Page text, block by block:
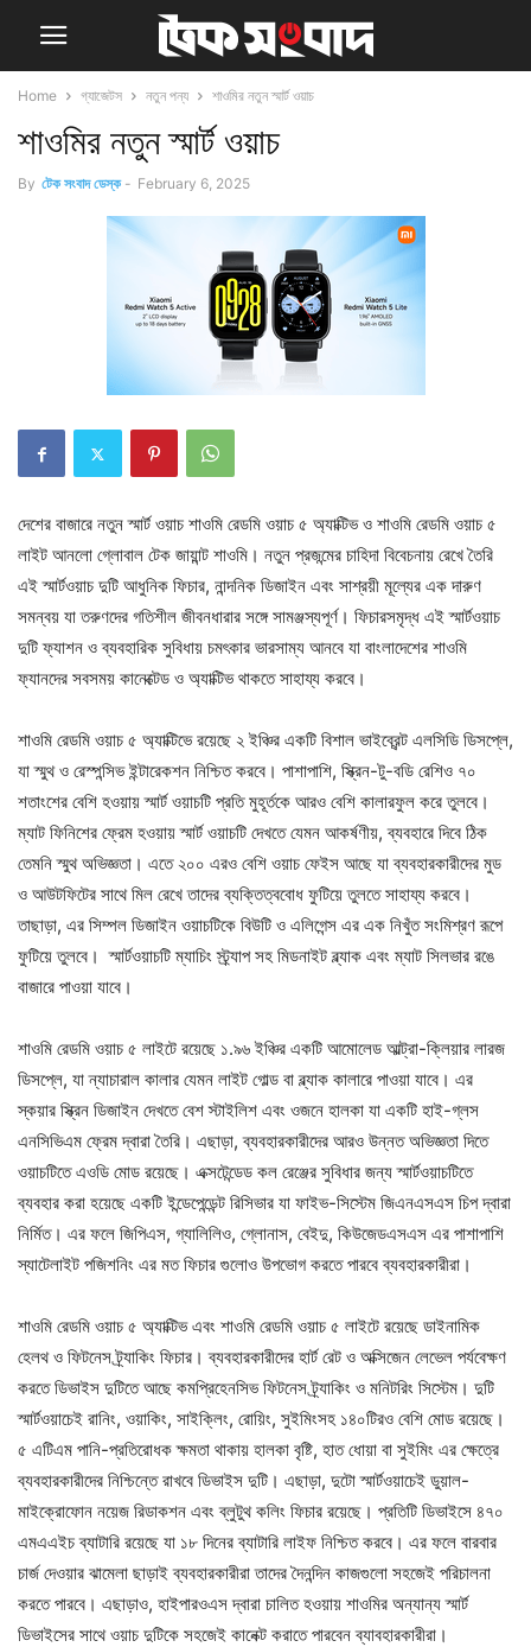
Home গ্যাজেটস নতুন পন্য শাওমির নতুন স্মার্ট ওয়াচ
শাওমির নতুন স্মার্ট ওয়াচ
By টেক সংবাদ ডেস্ক - February 6, 2025
দেশের বাজারে নতুন স্মার্ট ওয়াচ শাওমি রেডমি ওয়াচ ৫ অ্যাক্টিভ ও শাওমি রেডমি ওয়াচ ৫
লাইট আনলো গ্লোবাল টেক জায়ান্ট শাওমি। নতুন প্রজন্মের চাহিদা বিবেচনায় রেখে তৈরি
এই স্মার্টওয়াচ দুটি আধুনিক ফিচার, নান্দনিক ডিজাইন এবং সাশ্রয়ী মূল্যের এক দারুণ
সমন্বয় যা তরুণদের গতিশীল জীবনধারার সঙ্গে সামঞ্জস্যপূর্ণ। ফিচারসমৃদ্ধ এই স্মার্টওয়াচ
দুটি ফ্যাশন ও ব্যবহারিক সুবিধায় চমৎকার ভারসাম্য আনবে যা বাংলাদেশের শাওমি
ফ্যানদের সবসময় কানেক্টেড ও অ্যাক্টিভ থাকতে সাহায্য করবে।
শাওমি রেডমি ওয়াচ ৫ অ্যাক্টিভে রয়েছে ২ ইঞ্চির একটি বিশাল ভাইব্রেন্ট এলসিডি ডিসপ্লে,
যা স্মুথ ও রেস্পন্সিভ ইন্টারেকশন নিশ্চিত করবে। পাশাপাশি, স্ক্রিন-টু-বডি রেশিও ৭০
শতাংশের বেশি হওয়ায় স্মার্ট ওয়াচটি প্রতি মুহূর্তকে আরও বেশি কালারফুল করে তুলবে।
ম্যাট ফিনিশের ফ্রেম হওয়ায় স্মার্ট ওয়াচটি দেখতে যেমন আকর্ষণীয়, ব্যবহারে দিবে ঠিক
তেমনি স্মুথ অভিজ্ঞতা। এতে ২০০ এরও বেশি ওয়াচ ফেইস আছে যা ব্যবহারকারীদের মুড
ও আউটফিটের সাথে মিল রেখে তাদের ব্যক্তিত্ববোধ ফুটিয়ে তুলতে সাহায্য করবে।
তাছাড়া, এর সিম্পল ডিজাইন ওয়াচটিকে বিউটি ও এলিগেন্স এর এক নিখুঁত সংমিশ্রণ রূপে
ফুটিয়ে তুলবে। স্মার্টওয়াচটি ম্যাচিং স্ট্র্যাপ সহ মিডনাইট ব্ল্যাক এবং ম্যাট সিলভার রঙে
বাজারে পাওয়া যাবে।
শাওমি রেডমি ওয়াচ ৫ লাইটে রয়েছে ১.৯৬ ইঞ্চির একটি আমোলেড আল্ট্রা-ক্লিয়ার লারজ
ডিসপ্লে, যা ন্যাচারাল কালার যেমন লাইট গোল্ড বা ব্ল্যাক কালারে পাওয়া যাবে। এর
স্কয়ার স্ক্রিন ডিজাইন দেখতে বেশ স্টাইলিশ এবং ওজনে হালকা যা একটি হাই-গ্লস
এনসিভিএম ফ্রেম দ্বারা তৈরি। এছাড়া, ব্যবহারকারীদের আরও উন্নত অভিজ্ঞতা দিতে
ওয়াচটিতে এওডি মোড রয়েছে। এক্সটেন্ডেড কল রেঞ্জের সুবিধার জন্য স্মার্টওয়াচটিতে
ব্যবহার করা হয়েছে একটি ইন্ডেপেন্ডেন্ট রিসিভার যা ফাইভ-সিস্টেম জিএনএসএস চিপ দ্বারা
নির্মিত। এর ফলে জিপিএস, গ্যালিলিও, গ্লোনাস, বেইদু, কিউজেডএসএস এর পাশাপাশি
স্যাটেলাইট পজিশনিং এর মত ফিচার গুলোও উপভোগ করতে পারবে ব্যবহারকারীরা।
শাওমি রেডমি ওয়াচ ৫ অ্যাক্টিভ এবং শাওমি রেডমি ওয়াচ ৫ লাইটে রয়েছে ডাইনামিক
হেলথ ও ফিটনেস ট্র্যাকিং ফিচার। ব্যবহারকারীদের হার্ট রেট ও অক্সিজেন লেভেল পর্যবেক্ষণ
করতে ডিভাইস দুটিতে আছে কমপ্রিহেনসিভ ফিটনেস ট্র্যাকিং ও মনিটরিং সিস্টেম। দুটি
স্মার্টওয়াচেই রানিং, ওয়াকিং, সাইক্লিং, রোয়িং, সুইমিংসহ ১৪০টিরও বেশি মোড রয়েছে।
৫ এটিএম পানি-প্রতিরোধক ক্ষমতা থাকায় হালকা বৃষ্টি, হাত ধোয়া বা সুইমিং এর ক্ষেত্রে
ব্যবহারকারীদের নিশ্চিন্তে রাখবে ডিভাইস দুটি। এছাড়া, দুটো স্মার্টওয়াচেই ডুয়াল-
মাইক্রোফোন নয়েজ রিডাকশন এবং ব্লুটুথ কলিং ফিচার রয়েছে। প্রতিটি ডিভাইসে ৪৭০
এমএএইচ ব্যাটারি রয়েছে যা ১৮ দিনের ব্যাটারি লাইফ নিশ্চিত করবে। এর ফলে বারবার
চার্জ দেওয়ার ঝামেলা ছাড়াই ব্যবহারকারীরা তাদের দৈনন্দিন কাজগুলো সহজেই পরিচালনা
করতে পারবে। এছাড়াও, হাইপারওএস দ্বারা চালিত হওয়ায় শাওমির অন্যান্য স্মার্ট
ডিভাইসের সাথে ওয়াচ দুটিকে সহজেই কানেক্ট করাতে পারবেন ব্যাবহারকারীরা।